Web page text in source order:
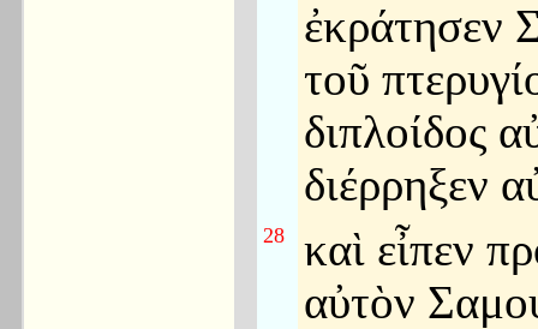
ἐκράτησεν
τοῦ
διπλοίδος
διέρρηξεν
28
καὶ εἶπεν
αὐτὸν